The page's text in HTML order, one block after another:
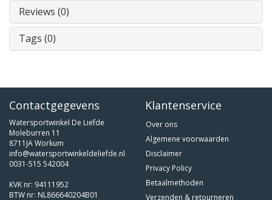
Reviews (0)
Tags (0)
Contactgegevens
Watersportwinkel De Liefde
Moleburren 11
8711JA Workum
info@watersportwinkeldeliefde.nl
0031-515 542004
KVK nr: 94111952
BTW nr: NL866640204B01
Klantenservice
Over ons
Algemene voorwaarden
Disclaimer
Privacy Policy
Betaalmethoden
Verzenden & retourneren